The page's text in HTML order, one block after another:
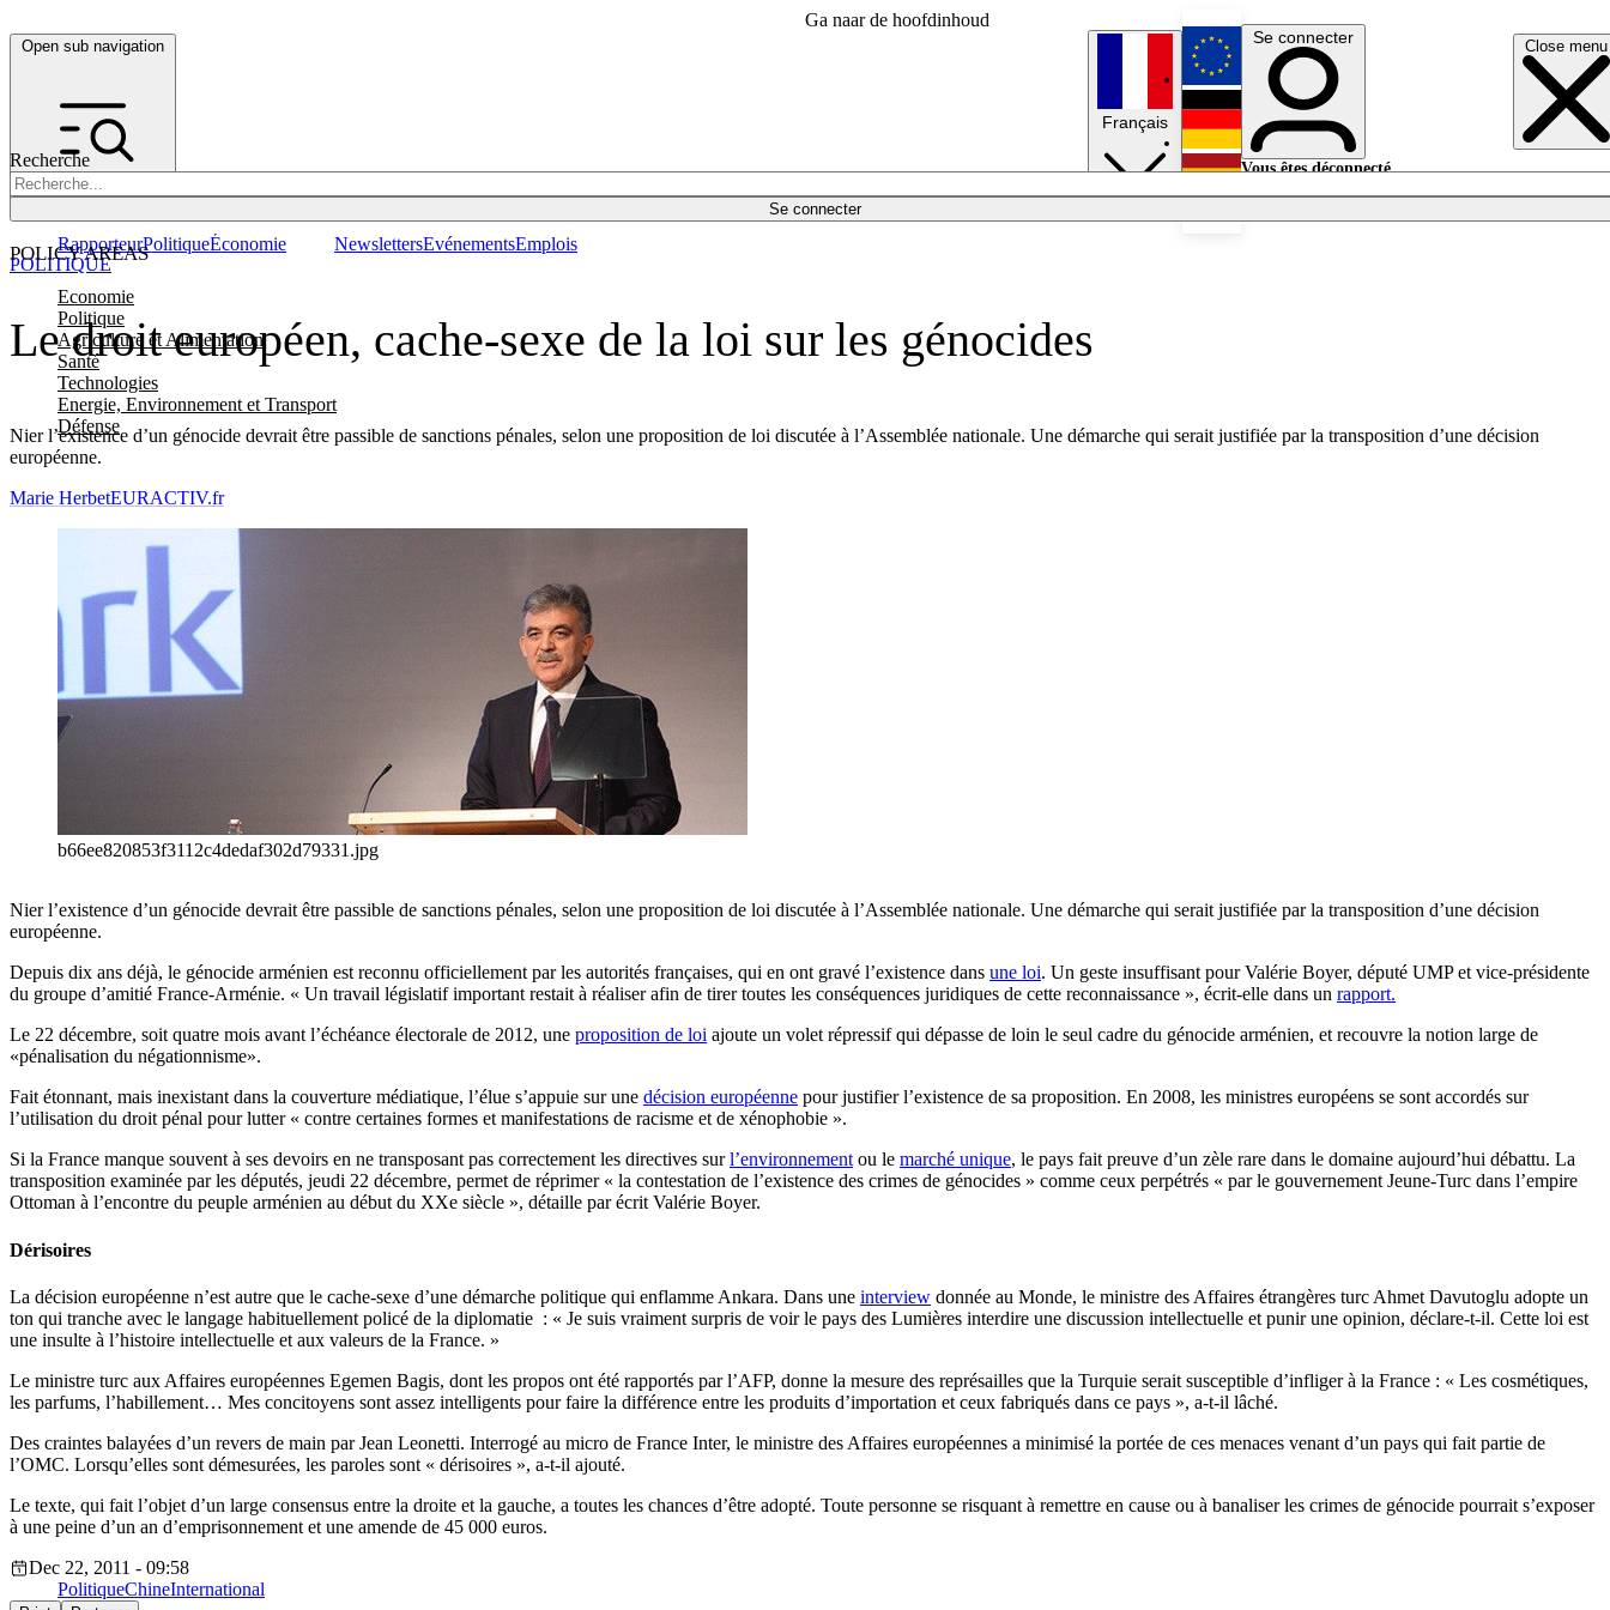
Ga naar de hoofdinhoud
Open sub navigation Close menu
Recherche
Se connecter
POLICY AREAS
Economie
Politique
Agriculture et Alimentation
Santé
Technologies
Energie, Environnement et Transport
Défense
RapporteurPolitiqueÉconomie NewslettersEvénementsEmplois
Français
English
Deutsch
Se connecter
Vous êtes déconnecté.
Le droit européen, cache-sexe de la loi sur les génocides
Nier l’existence d’un génocide devrait être passible de sanctions pénales, selon une proposition de loi discutée à l’Assemblée nationale. Une démarche qui serait justifiée par la transposition d’une décision
européenne.
POLITIQUE
Marie HerbetEURACTIV.fr
b66ee820853f3112c4dedaf302d79331.jpg
Nier l’existence d’un génocide devrait être passible de sanctions pénales, selon une proposition de loi discutée à l’Assemblée nationale. Une démarche qui serait justifiée par la transposition d’une décision
européenne.
Depuis dix ans déjà, le génocide arménien est reconnu officiellement par les autorités françaises, qui en ont gravé l’existence dans une loi. Un geste insuffisant pour Valérie Boyer, député UMP et vice-présidente
du groupe d’amitié France-Arménie. « Un travail législatif important restait à réaliser afin de tirer toutes les conséquences juridiques de cette reconnaissance », écrit-elle dans un rapport.
Le 22 décembre, soit quatre mois avant l’échéance électorale de 2012, une proposition de loi ajoute un volet répressif qui dépasse de loin le seul cadre du génocide arménien, et recouvre la notion large de
«pénalisation du négationnisme».
Fait étonnant, mais inexistant dans la couverture médiatique, l’élue s’appuie sur une décision européenne pour justifier l’existence de sa proposition. En 2008, les ministres européens se sont accordés sur
l’utilisation du droit pénal pour lutter « contre certaines formes et manifestations de racisme et de xénophobie ».
Si la France manque souvent à ses devoirs en ne transposant pas correctement les directives surl’environnement ou le marché unique, le pays fait preuve d’un zèle rare dans le domaine aujourd’hui débattu. La
transposition examinée par les députés, jeudi 22 décembre, permet de réprimer « la contestation de l’existence des crimes de génocides » comme ceux perpétrés « par le gouvernement Jeune-Turc dans l’empire
Ottoman à l’encontre du peuple arménien au début du XXe siècle », détaille par écrit Valérie Boyer.
Dérisoires
La décision européenne n’est autre que le cache-sexe d’une démarche politique qui enflamme Ankara. Dans une interview donnée au Monde, le ministre des Affaires étrangères turc Ahmet Davutoglu adopte un
ton qui tranche avec le langage habituellement policé de la diplomatie : « Je suis vraiment surpris de voir le pays des Lumières interdire une discussion intellectuelle et punir une opinion, déclare-t-il. Cette loi est
une insulte à l’histoire intellectuelle et aux valeurs de la France. »
Le ministre turc aux Affaires européennes Egemen Bagis, dont les propos ont été rapportés par l’AFP, donne la mesure des représailles que la Turquie serait susceptible d’infliger à la France : « Les cosmétiques,
les parfums, l’habillement… Mes concitoyens sont assez intelligents pour faire la différence entre les produits d’importation et ceux fabriqués dans ce pays », a-t-il lâché.
Des craintes balayées d’un revers de main par Jean Leonetti. Interrogé au micro de France Inter, le ministre des Affaires européennes a minimisé la portée de ces menaces venant d’un pays qui fait partie de
l’OMC. Lorsqu’elles sont démesurées, les paroles sont « dérisoires », a-t-il ajouté.
Le texte, qui fait l’objet d’un large consensus entre la droite et la gauche, a toutes les chances d’être adopté. Toute personne se risquant à remettre en cause ou à banaliser les crimes de génocide pourrait s’exposer
à une peine d’un an d’emprisonnement et une amende de 45 000 euros.
Dec 22, 2011 - 09:58
PolitiqueChineInternational